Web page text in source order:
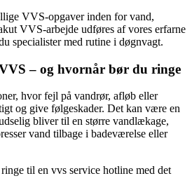
VVS-opgaver inden for vand,
VVS-arbejde udføres af vores erfarne
specialister med rutine i døgnvagt.
– og hvornår bør du ringe
hvor fejl på vandrør, afløb eller
og give følgeskader. Det kan være en
bliver til en større vandlækage,
vand tilbage i badeværelse eller
til en vvs service hotline med det